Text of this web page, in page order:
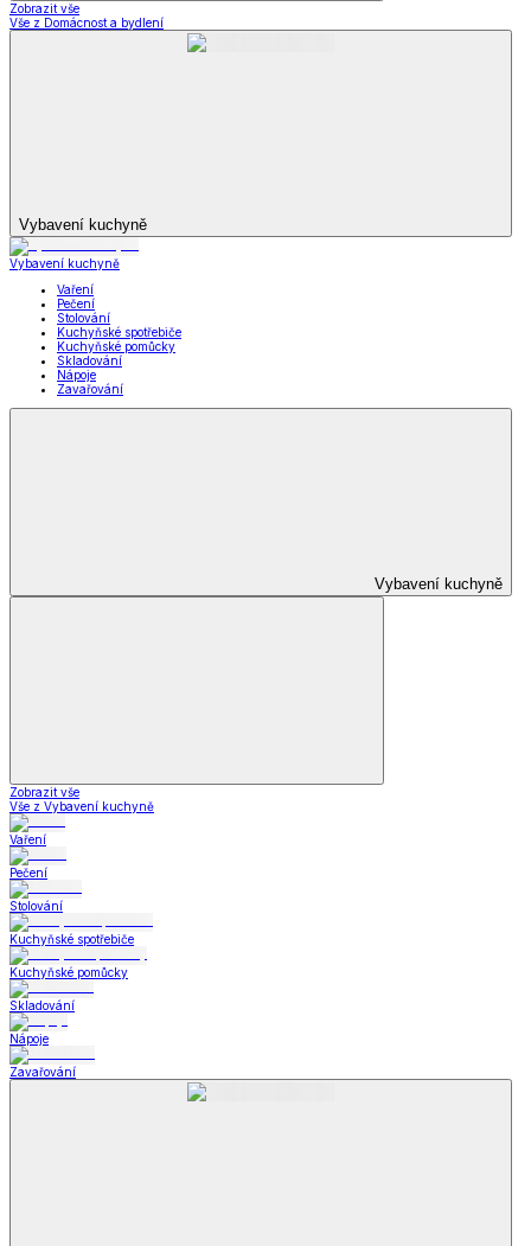
Zobrazit vše
Vše z Domácnost a bydlení
Vybavení kuchyně
Vybavení kuchyně
Vaření
Pečení
Stolování
Kuchyňské spotřebiče
Kuchyňské pomůcky
Skladování
Nápoje
Zavařování
Vybavení kuchyně
Zobrazit vše
Vše z Vybavení kuchyně
Vaření
Pečení
Stolování
Kuchyňské spotřebiče
Kuchyňské pomůcky
Skladování
Nápoje
Zavařování